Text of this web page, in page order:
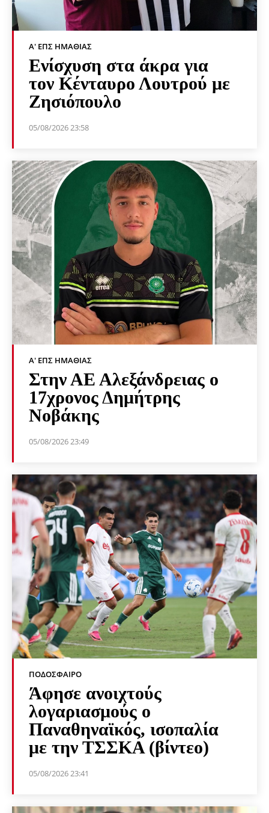
Α' ΕΠΣ ΗΜΑΘΊΑΣ
Ενίσχυση στα άκρα για
τον Κένταυρο Λουτρού με
Ζησιόπουλο
05/08/2026 23:58
Α' ΕΠΣ ΗΜΑΘΊΑΣ
Στην ΑΕ Αλεξάνδρειας ο
17χρονος Δημήτρης
Νοβάκης
05/08/2026 23:49
ΠΟΔΌΣΦΑΙΡΟ
Άφησε ανοιχτούς
λογαριασμούς ο
Παναθηναϊκός, ισοπαλία
με την ΤΣΣΚΑ (βίντεο)
05/08/2026 23:41